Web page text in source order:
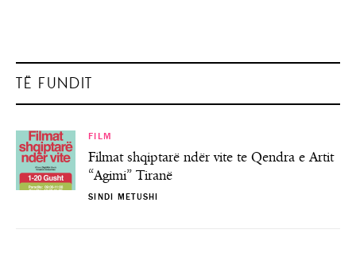
TË FUNDIT
FILM
Filmat shqiptarë ndër vite te Qendra e Artit
“Agimi” Tiranë
SINDI METUSHI